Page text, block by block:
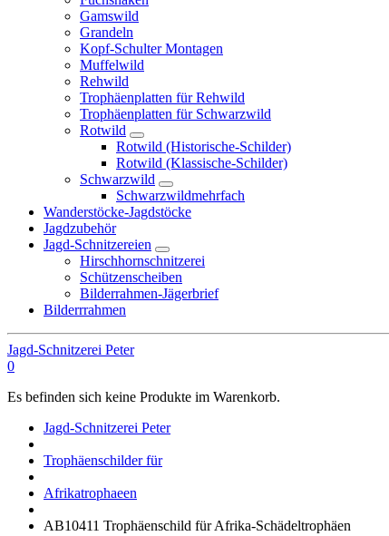
Gamswild
Grandeln
Kopf-Schulter Montagen
Muffelwild
Rehwild
Trophäenplatten für Rehwild
Trophäenplatten für Schwarzwild
Rotwild
Rotwild (Historische-Schilder)
Rotwild (Klassische-Schilder)
Schwarzwild
Schwarzwildmehrfach
Wanderstöcke-Jagdstöcke
Jagdzubehör
Jagd-Schnitzereien
Hirschhornschnitzerei
Schützenscheiben
Bilderrahmen-Jägerbrief
Bilderrrahmen
Jagd-Schnitzerei Peter
0
Es befinden sich keine Produkte im Warenkorb.
Jagd-Schnitzerei Peter
Trophäenschilder für
Afrikatrophaeen
AB10411 Trophäenschild für Afrika-Schädeltrophäen